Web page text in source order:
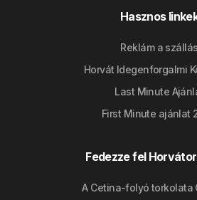
Hasznos
Reklám a szállás
Horvát Idegenforgalmi
Last Minute
First Minute ajánlat
Fedezze fel
A Cetina-folyó torkolata